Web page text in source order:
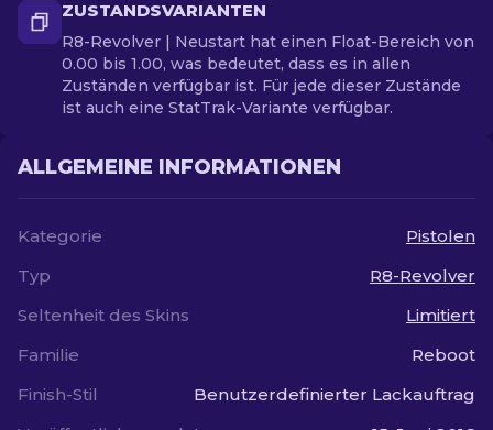
ZUSTANDSVARIANTEN
R8-Revolver | Neustart hat einen Float-Bereich von
0.00 bis 1.00, was bedeutet, dass es in allen
Zuständen verfügbar ist. Für jede dieser Zustände
ist auch eine StatTrak-Variante verfügbar.
ALLGEMEINE INFORMATIONEN
Kategorie
Pistolen
Typ
R8-Revolver
Seltenheit des Skins
Limitiert
Familie
Reboot
Finish-Stil
Benutzerdefinierter Lackauftrag